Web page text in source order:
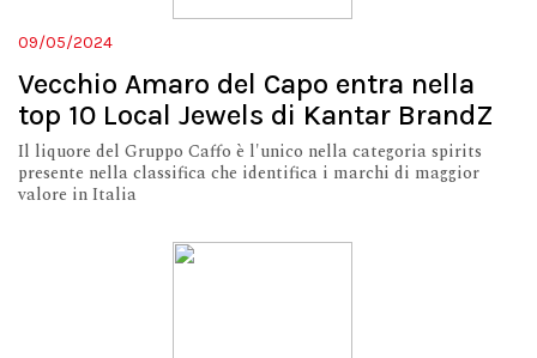
09/05/2024
Vecchio Amaro del Capo entra nella
top 10 Local Jewels di Kantar BrandZ
Il liquore del Gruppo Caffo è l'unico nella categoria spirits
presente nella classifica che identifica i marchi di maggior
valore in Italia